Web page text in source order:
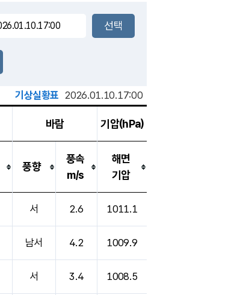
장호원
기상실황표 2026.01.10.17:00
바람 기압(hPa)
풍향
풍속
m/s
해면
기압
서 2.6 1011.1
남서 4.2 1009.9
서 3.4 1008.5